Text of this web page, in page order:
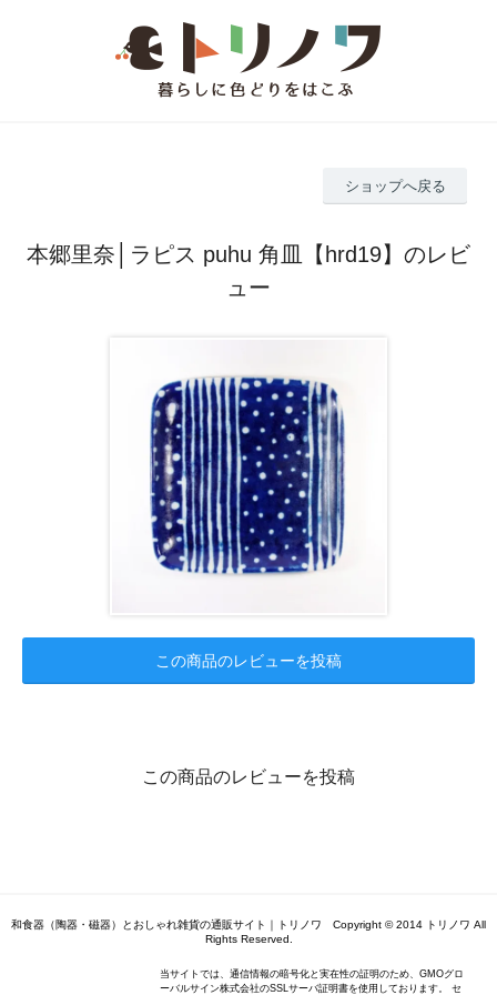
ショップへ戻る
本郷里奈│ラピス puhu 角皿【hrd19】のレビ
ュー
この商品のレビューを投稿
この商品のレビューを投稿
和食器（陶器・磁器）とおしゃれ雑貨の通販サイト｜トリノワ Copyright © 2014 トリノワ All
Rights Reserved.
当サイトでは、通信情報の暗号化と実在性の証明のため、GMOグロ
ーバルサイン株式会社のSSLサーバ証明書を使用しております。 セ